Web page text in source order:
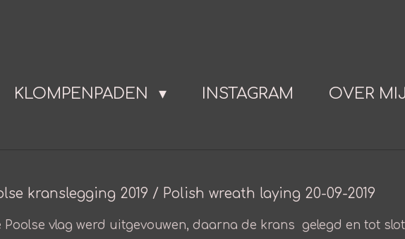
KLOMPENPADEN INSTAGRAM OVER
kranslegging 2019 / Polish wreath laying 20-09-2019
vlag werd uitgevouwen, daarna de krans gelegd en tot